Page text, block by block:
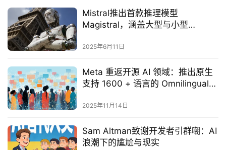
Mistral推出首款推理模型
Magistral，涵盖大型与小型
2025年6月11日
Meta 重返开源 AI 领域：推出原生
支持 1600 + 语言的 Omnilingual
2025年11月14日
Sam Altman致谢开发者引群嘲：AI
浪潮下的尴尬与现实